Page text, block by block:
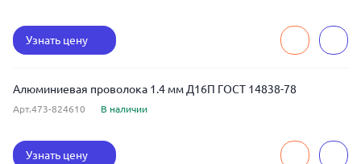
Узнать цену
Алюминиевая проволока 1.4 мм Д16П ГОСТ 14838-78
Арт.473-824610 В наличии
Узнать цену